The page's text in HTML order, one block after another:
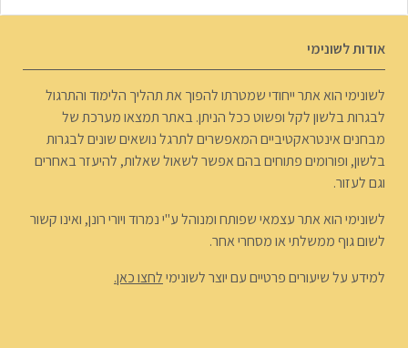
אודות לשונימי
לשונימי הוא אתר ייחודי שמטרתו להפוך את תהליך הלימוד והתרגול
לבגרות בלשון לקל ופשוט ככל הניתן. באתר תמצאו מערכת של
מבחנים אינטראקטיביים המאפשרים לתרגל נושאים שונים לבגרות
בלשון, ופורומים פתוחים בהם אפשר לשאול שאלות, להיעזר באחרים
וגם לעזור.
לשונימי הוא אתר עצמאי שפותח ומנוהל ע"י נמרוד ויורי רונן, ואינו קשור
לשום גוף ממשלתי או מסחרי אחר.
למידע על שיעורים פרטיים עם יוצר לשונימילחצו כאן.